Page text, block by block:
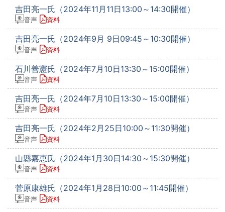
吉田亮一氏（2024年11月11日13:00～14:30開催）
音声 資料
吉田亮一氏（2024年9月 9日09:45～10:30開催）
音声 資料
石川善憲氏（2024年7月10日13:30～15:00開催）
音声 資料
吉田亮一氏（2024年7月10日13:30～15:00開催）
音声 資料
吉田亮一氏（2024年2月25日10:00～11:30開催）
音声 資料
山縣嘉恵氏（2024年1月30日14:30～15:30開催）
音声 資料
菅原康雄氏（2024年1月28日10:00～11:45開催）
音声 資料